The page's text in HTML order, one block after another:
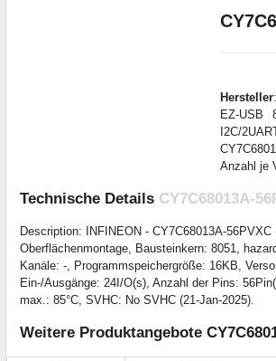
Hersteller:
EZ-USB
I2C/
Anzahl je
Technische Details CY7C68013A-
Description: INFINEON - CY7C68013A-
Oberflächenmontage, Bausteinkern: 8051,
Kanäle: -, Programmspeichergröße: 16KB,
Ein-/Ausgänge: 24I/O(s), Anzahl der Pins:
max.: 85°C, SVHC: No SVHC (21-Jan-2025).
Weitere Produktangebote